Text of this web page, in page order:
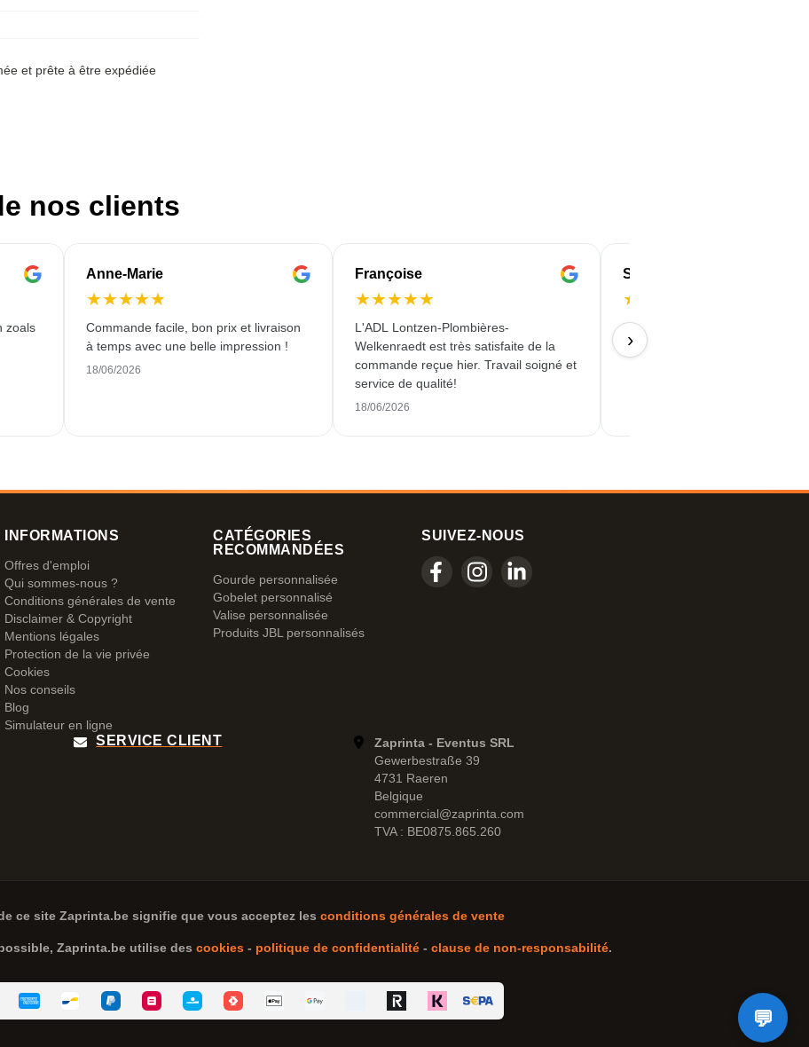
et prête à être expédiée
nos clients
zoals
Anne-Marie
★★★★★
Commande facile, bon prix et livraison
à temps avec une belle impression !
18/06/2026
Françoise
★★★★★
L'ADL Lontzen-Plombières-
Welkenraedt est très satisfaite de la
commande reçue hier. Travail soigné et
service de qualité!
18/06/2026
Serife
★
Livraison rapide, fiable et de
18/06/2026
›
INFORMATIONS
Offres d'emploi
Qui sommes-nous ?
Conditions générales de vente
Disclaimer & Copyright
Mentions légales
Protection de la vie privée
Cookies
Nos conseils
Blog
Simulateur en ligne
CATÉGORIES
RECOMMANDÉES
Gourde personnalisée
Gobelet personnalisé
Valise personnalisée
Produits JBL personnalisés
SUIVEZ-NOUS
SERVICE CLIENT
Zaprinta - Eventus SRL
Gewerbestraße 39
4731 Raeren
Belgique
commercial@zaprinta.com
TVA : BE0875.865.260
ce site Zaprinta.besignifie que vous acceptez les conditions générales de vente
Zaprinta.be utilise des cookies - politique de confidentialité - clause de non-responsabilité.